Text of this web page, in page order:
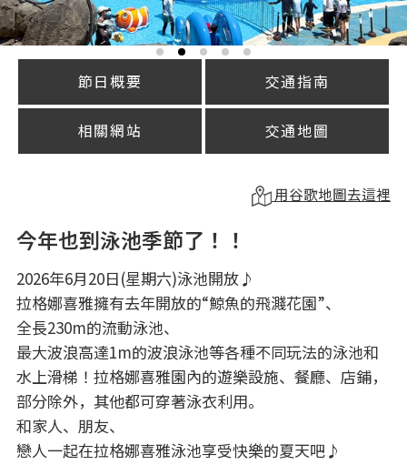
節日概要 交通指南
相關網站 交通地圖
用谷歌地圖去這裡
今年也到泳池季節了！！
2026年6月20日(星期六)泳池開放♪
拉格娜喜雅擁有去年開放的“鯨魚的飛濺花園”、
全長230m的流動泳池、
最大波浪高達1m的波浪泳池等各種不同玩法的泳池和
水上滑梯！拉格娜喜雅園內的遊樂設施、餐廳、店鋪，
部分除外，其他都可穿著泳衣利用。
和家人、朋友、
戀人一起在拉格娜喜雅泳池享受快樂的夏天吧♪